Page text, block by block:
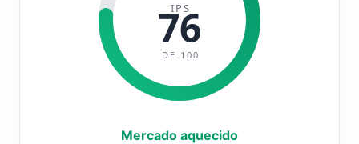
IPS
76
DE 100
Mercado aquecido